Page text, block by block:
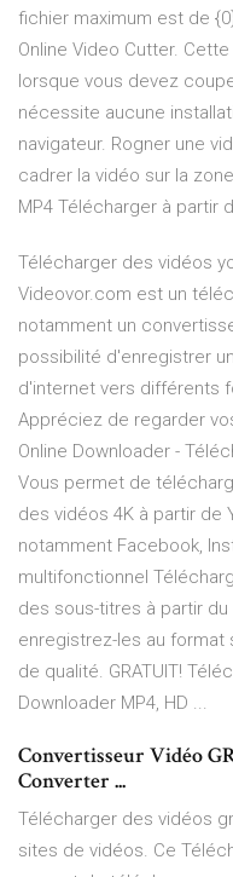
fichier maximum est de
Online Video Cutter.
lorsque vous devez
nécessite aucune
navigateur. Rogner une
cadrer la vidéo sur la
MP4 Télécharger à partir
Télécharger des vidéos
Videovor.com est un
notamment un
possibilité d'enregistrer
d'internet vers différents
Appréciez de regarder
Online Downloader -
Vous permet de
des vidéos 4K à partir de
notamment Facebook,
multifonctionnel
des sous-titres à partir
enregistrez-les au
de qualité. GRATUIT!
Downloader MP4, HD ...
Convertisseur Vidéo
Converter ...
Télécharger des vidéos
sites de vidéos. Ce